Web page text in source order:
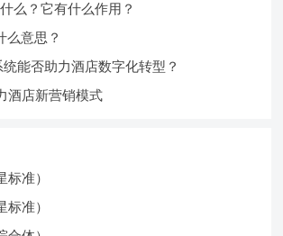
么？它有什么作用？
么意思？
能否助力酒店数字化转型？
酒店新营销模式
准）
准）